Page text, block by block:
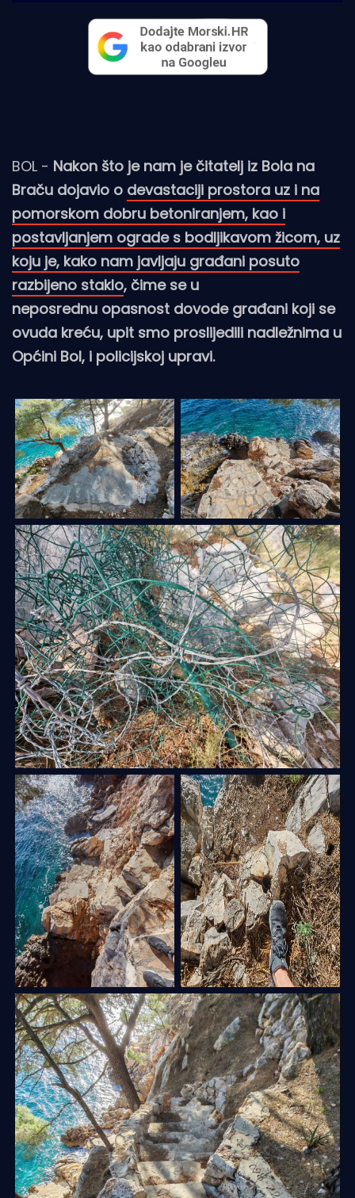
BOL - Nakon što je nam je čitatelj iz Bola na
Braču dojavio o devastaciji prostora uz i na
pomorskom dobru betoniranjem, kao i
postavljanjem ograde s bodljikavom žicom, uz
koju je, kako nam javljaju građani posuto
razbijeno staklo, čime se u
neposrednu opasnost dovode građani koji se
ovuda kreću, upit smo proslijedili nadležnima u
Općini Bol, i policijskoj upravi.